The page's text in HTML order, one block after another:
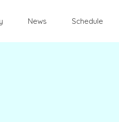
News Schedule